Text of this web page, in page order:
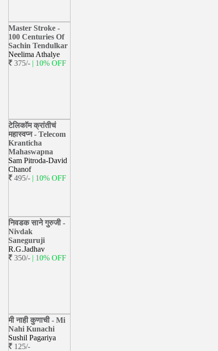
Master Stroke -
100 Centuries Of
Sachin Tendulkar
Neelima Athalye
375/- | 10% OFF
टेलिकॉम क्रांतीचं
महास्वप्न - Telecom
Kranticha
Mahaswapna
Sam Pitroda-David
Chanof
495/- | 10% OFF
निवडक साने गुरुजी -
Nivdak
Saneguruji
R.G.Jadhav
350/- | 10% OFF
मी नाही कुणाची - Mi
Nahi Kunachi
Sushil Pagariya
125/-